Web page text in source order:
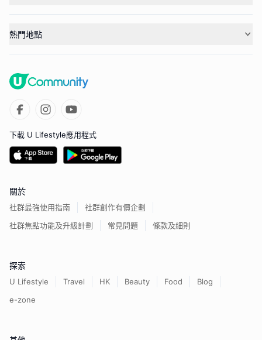
熱門地點
下載 U Lifestyle應用程式
關於
社群最強使用指南
社群創作有價企劃
社群焦點功能及升級計劃
常見問題 條款及細則
探索
U Lifestyle Travel HK Beauty Food
Blog
e-zone